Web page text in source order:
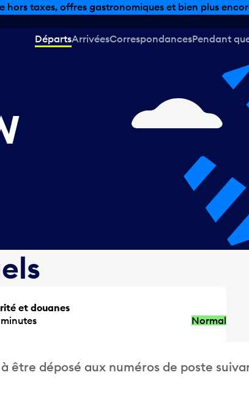
hors taxes, offres gastronomiques et bien plus
DépartsArrivéesCorrespondancesPendant
et douanes
Normal
être déposé aux numéros de poste